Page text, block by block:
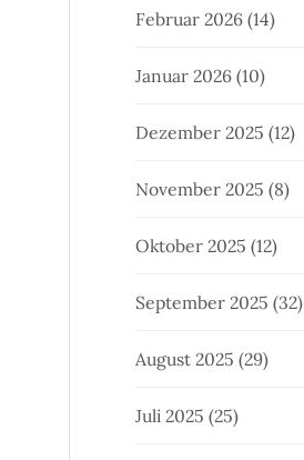
Februar 2026 (14)
Januar 2026 (10)
Dezember 2025 (12)
November 2025 (8)
Oktober 2025 (12)
September 2025 (32)
August 2025 (29)
Juli 2025 (25)